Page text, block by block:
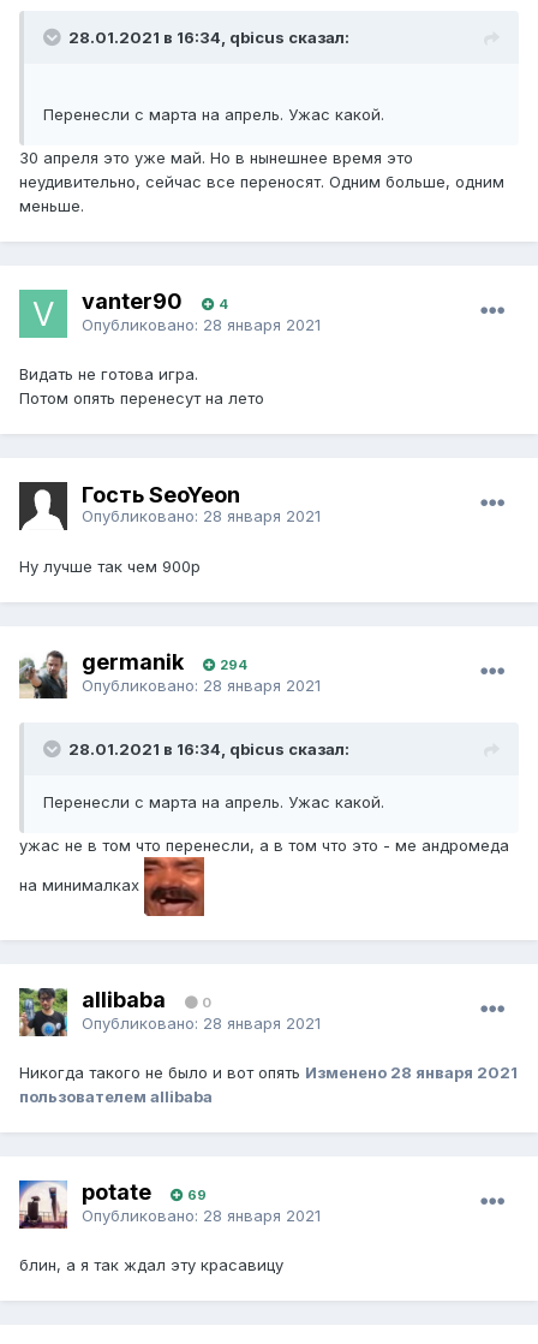
28.01.2021 в 16:34, qbicus сказал:
Перенесли с марта на апрель. Ужас какой.
30 апреля это уже май. Но в нынешнее время это
неудивительно, сейчас все переносят. Одним больше, одним
меньше.
vanter90 4
Опубликовано: 28 января 2021
Видать не готова игра.
Потом опять перенесут на лето
Гость SeoYeon
Опубликовано: 28 января 2021
Ну лучше так чем 900р
germanik 294
Опубликовано: 28 января 2021
28.01.2021 в 16:34, qbicus сказал:
Перенесли с марта на апрель. Ужас какой.
ужас не в том что перенесли, а в том что это - ме андромеда
на минималках
allibaba 0
Опубликовано: 28 января 2021
Никогда такого не было и вот опять Изменено 28 января 2021
пользователем allibaba
potate 69
Опубликовано: 28 января 2021
блин, а я так ждал эту красавицу